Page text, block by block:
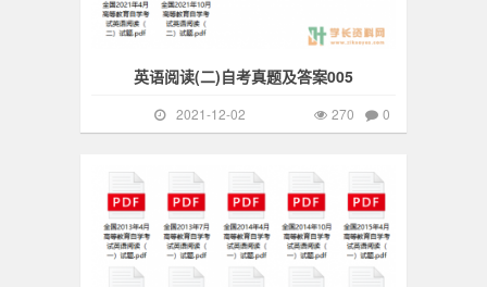
英语阅读(二)自考真题及答案005
2021-12-02 0
270
自考真题
376